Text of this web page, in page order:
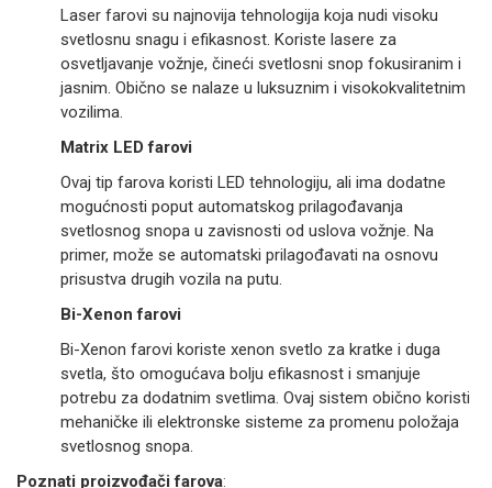
Laser farovi su najnovija tehnologija koja nudi visoku
svetlosnu snagu i efikasnost. Koriste lasere za
osvetljavanje vožnje, čineći svetlosni snop fokusiranim i
jasnim. Obično se nalaze u luksuznim i visokokvalitetnim
vozilima.
Matrix LED farovi
Ovaj tip farova koristi LED tehnologiju, ali ima dodatne
mogućnosti poput automatskog prilagođavanja
svetlosnog snopa u zavisnosti od uslova vožnje. Na
primer, može se automatski prilagođavati na osnovu
prisustva drugih vozila na putu.
Bi-Xenon farovi
Bi-Xenon farovi koriste xenon svetlo za kratke i duga
svetla, što omogućava bolju efikasnost i smanjuje
potrebu za dodatnim svetlima. Ovaj sistem obično koristi
mehaničke ili elektronske sisteme za promenu položaja
svetlosnog snopa.
Poznati proizvođači farova: